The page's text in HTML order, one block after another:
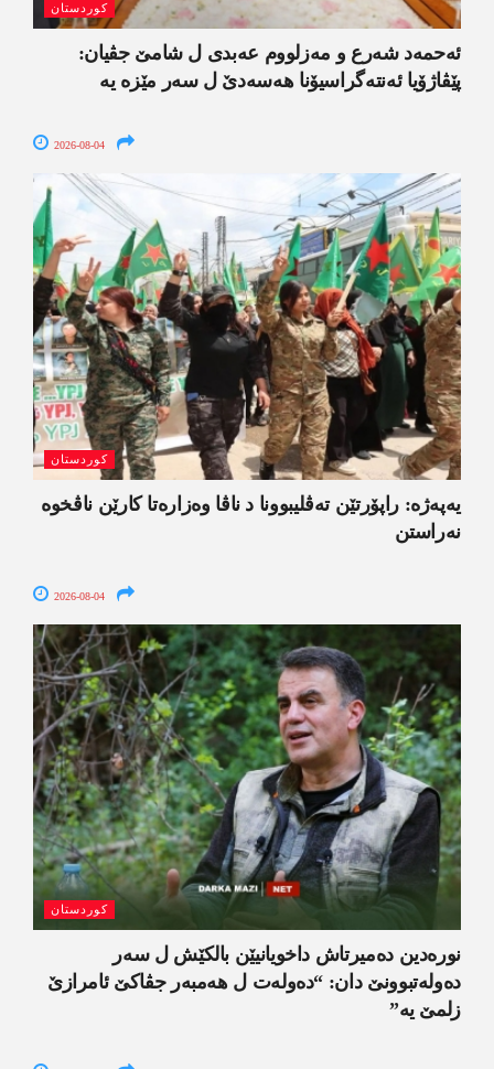
کوردستان
ئەحمەد شەرع و مەزلووم عەبدی ل شامێ جڤیان:
پێڤاژۆیا ئەنتەگراسیۆنا ھەسەدێ ل سەر مێزە یە
2026-08-04
کوردستان
یەپەژە: راپۆرتێن تەڤلیبوونا د ناڤا وەزارەتا کارێن ناڤخوە
نەراستن
2026-08-04
کوردستان
نورەدین دەمیرتاش داخویانیێن بالکێش ل سەر
دەولەتبوونێ دان: “دەولەت ل ھەمبەر جڤاکێ ئامرازێ
زلمێ یە”